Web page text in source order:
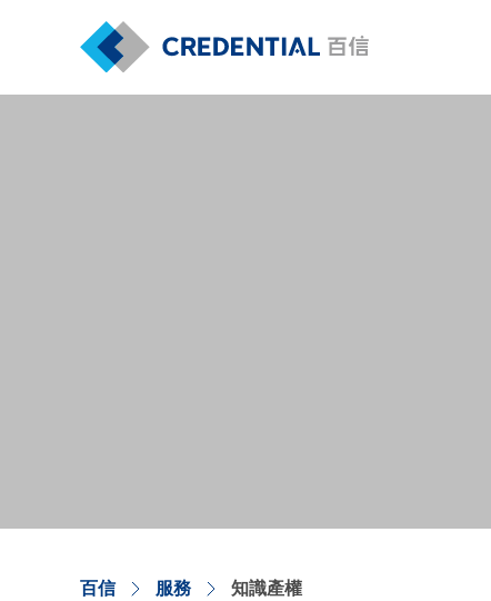
百信 服務 知識產權